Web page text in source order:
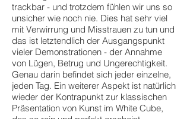
trackbar - und trotzdem fühlen wir uns so
unsicher wie noch nie. Dies hat sehr viel
mit Verwirrung und Misstrauen zu tun und
das ist letztendlich der Ausgangspunkt
vieler Demonstrationen - der Annahme
von Lügen, Betrug und Ungerechtigkeit.
Genau darin befindet sich jeder einzelne,
jeden Tag. Ein weiterer Aspekt ist natürlich
wieder der Kontrapunkt zur klassischen
Präsentation von Kunst im White Cube,